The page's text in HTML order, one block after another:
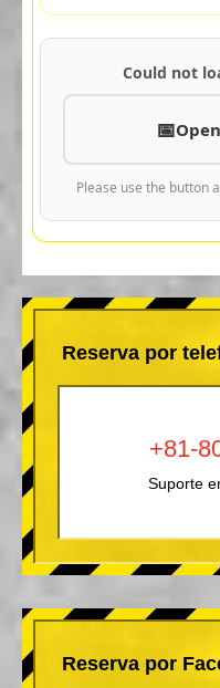
Could not
Please use the button
Reserva por
+81-
Suporte
Reserva por